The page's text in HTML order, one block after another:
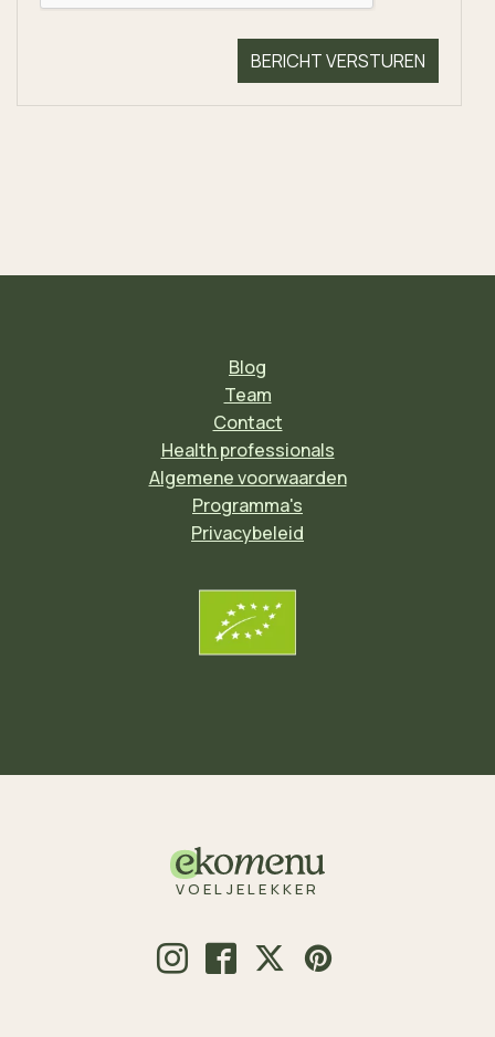
Blog
Team
Contact
Health professionals
Algemene voorwaarden
Programma's
Privacybeleid
VOELJELEKKER